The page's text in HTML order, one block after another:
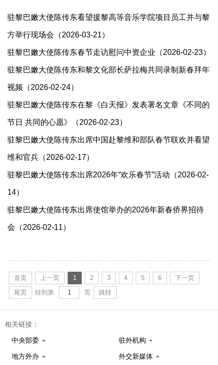
驻黎巴嫩大使陈传东看望援黎高等音乐学院项目员工并与黎
方举行现场会（2026-03-21）
驻黎巴嫩大使陈传东春节走访慰问中资企业（2026-02-23）
驻黎巴嫩大使陈传东和黎文化部长萨拉梅共同录制新春拜年
视频（2026-02-24）
驻黎巴嫩大使陈传东在黎《白天报》发表署名文章《不同的
节日 共同的心愿》（2026-02-23）
驻黎巴嫩大使陈传东出席中国赴黎维和部队春节联欢并看望
维和官兵（2026-02-17）
驻黎巴嫩大使陈传东出席2026年“欢乐春节”活动（2026-02-
14）
驻黎巴嫩大使陈传东出席使馆举办的2026年新春侨界招待
会（2026-02-11）
首页 上一页 1 2 3 4 5 6
下一页
尾页
转到第 页 跳转
相关链接：
中央部委 驻外机构
地方外办 外交新媒体